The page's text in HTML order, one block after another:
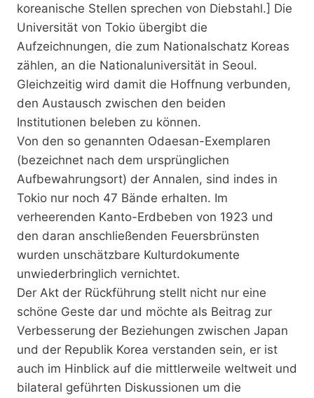
koreanische Stellen sprechen von Diebstahl.] Die
Universität von Tokio übergibt die
Aufzeichnungen, die zum Nationalschatz Koreas
zählen, an die Nationaluniversität in Seoul.
Gleichzeitig wird damit die Hoffnung verbunden,
den Austausch zwischen den beiden
Institutionen beleben zu können.
Von den so genannten Odaesan-Exemplaren
(bezeichnet nach dem ursprünglichen
Aufbewahrungsort) der Annalen, sind indes in
Tokio nur noch 47 Bände erhalten. Im
verheerenden Kanto-Erdbeben von 1923 und
den daran anschließenden Feuersbrünsten
wurden unschätzbare Kulturdokumente
unwiederbringlich vernichtet.
Der Akt der Rückführung stellt nicht nur eine
schöne Geste dar und möchte als Beitrag zur
Verbesserung der Beziehungen zwischen Japan
und der Republik Korea verstanden sein, er ist
auch im Hinblick auf die mittlerweile weltweit und
bilateral geführten Diskussionen um die